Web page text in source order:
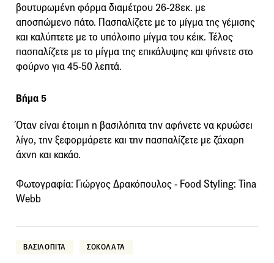
βουτυρωμένη φόρμα διαμέτρου 26-28εκ. με
αποσπώμενο πάτο. Πασπαλίζετε με το μίγμα της γέμισης
και καλύπτετε με το υπόλοιπο μίγμα του κέικ. Τέλος
πασπαλίζετε με το μίγμα της επικάλυψης και ψήνετε στο
φούρνο για 45-50 λεπτά.
Βήμα 5
Όταν είναι έτοιμη η βασιλόπιτα την αφήνετε να κρυώσει
λίγο, την ξεφορμάρετε και την πασπαλίζετε με ζάχαρη
άχνη και κακάο.
Φωτογραφία: Γιώργος Δρακόπουλος - Food Styling: Tina
Webb
ΒΑΣΙΛΟΠΙΤΑ ΣΟΚΟΛΑΤΑ